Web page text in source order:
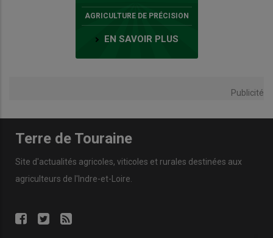
AGRICULTURE DE PRÉCISION
EN SAVOIR PLUS
Publicité
Terre de Touraine
Site d'actualités agricoles, viticoles et rurales destinées aux
agriculteurs de l'Indre-et-Loire.